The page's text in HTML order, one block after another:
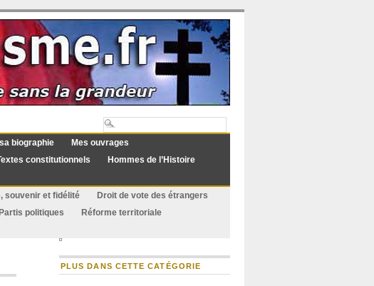
biographie
Mes ouvrages
constitutionnels
Hommes de l’Histoire
souvenir et fidélité
Droit de vote des étrangers
Partis politiques
Réforme territoriale
PLUS DANS CETTE CATÉGORIE